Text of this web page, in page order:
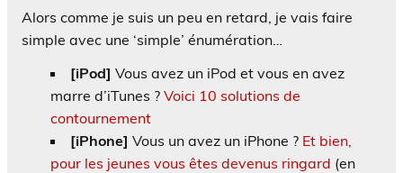
Alors comme je suis un peu en retard, je vais faire
simple avec une ‘simple’ énumération…
[iPod] Vous avez un iPod et vous en avez
marre d’iTunes ? Voici 10 solutions de
contournement
[iPhone] Vous un avez un iPhone ? Et bien,
pour les jeunes vous êtes devenus ringard (en